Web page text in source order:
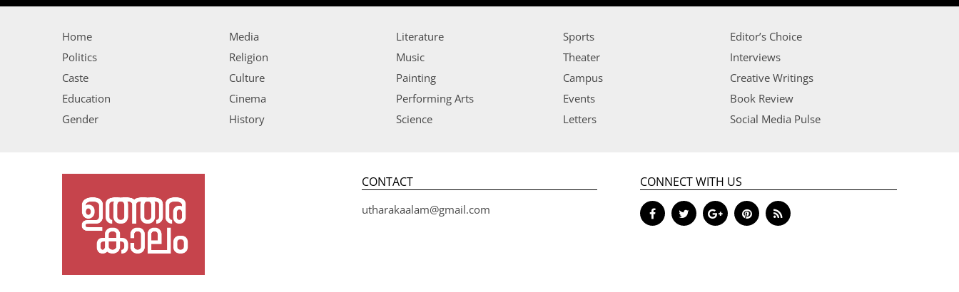
Home
Politics
Caste
Education
Gender
Media
Religion
Culture
Cinema
History
Literature
Music
Painting
Performing Arts
Science
Sports
Theater
Campus
Events
Letters
Editor’s Choice
Interviews
Creative Writings
Book Review
Social Media Pulse
CONTACT
utharakaalam@gmail.com
CONNECT WITH US